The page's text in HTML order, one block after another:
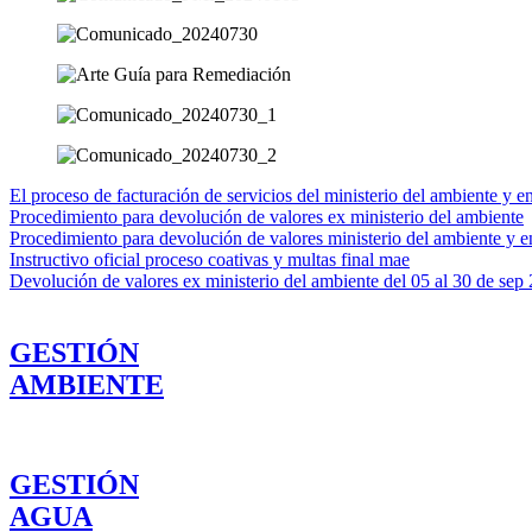
El proceso de facturación de servicios del ministerio del ambiente y
Procedimiento para devolución de valores ex ministerio del ambiente
Procedimiento para devolución de valores ministerio del ambiente y
Instructivo oficial proceso coativas y multas final mae
Devolución de valores ex ministerio del ambiente del 05 al 30 de sep
GESTIÓN
AMBIENTE
GESTIÓN
AGUA